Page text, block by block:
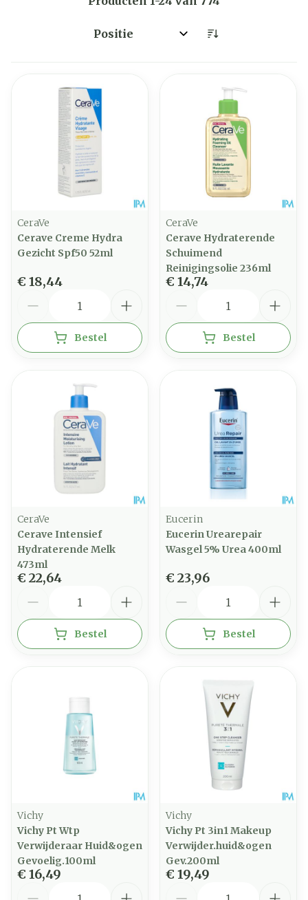
Sorteer op:
CeraVe
Cerave Creme Hydra
Gezicht Spf50 52ml
€ 18,44
Bestel
CeraVe
Cerave Hydraterende
Schuimend
Reinigingsolie 236ml
€ 14,74
Bestel
CeraVe
Cerave Intensief
Hydraterende Melk
473ml
€ 22,64
Bestel
Eucerin
Eucerin Urearepair
Wasgel 5% Urea 400ml
€ 23,96
Bestel
Vichy
Vichy Pt Wtp
Verwijderaar Huid&ogen
Gevoelig.100ml
€ 16,49
Vichy
Vichy Pt 3in1 Makeup
Verwijder.huid&ogen
Gev.200ml
€ 19,49